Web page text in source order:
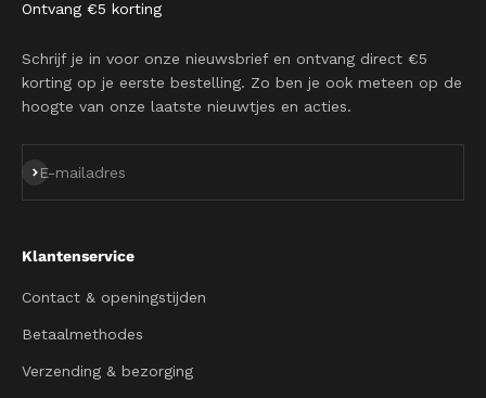
Ontvang €5 korting
Schrijf je in voor onze nieuwsbrief en ontvang direct €5
korting op je eerste bestelling. Zo ben je ook meteen op de
hoogte van onze laatste nieuwtjes en acties.
E-mailadres
Abonneren
Klantenservice
Contact & openingstijden
Betaalmethodes
Verzending & bezorging